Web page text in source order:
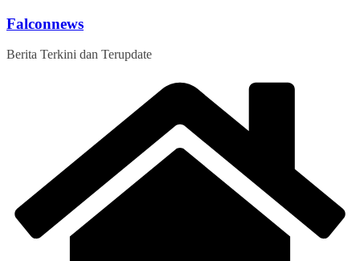
Skip
content
Falconnews
Berita Terkini dan Terupdate